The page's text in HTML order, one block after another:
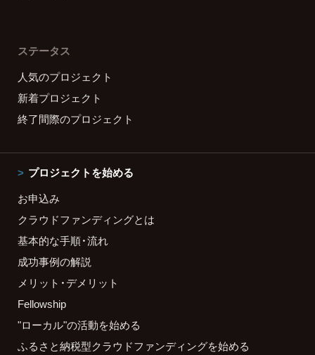
ステータス
人気のプロジェクト
新着プロジェクト
終了間際のプロジェクト
プロジェクトを始める
お申込み
クラウドファンディングとは
基本的な手順・流れ
成功事例の解説
メリット・デメリット
Fellowship
"ローカル"の活動を始める
ふるさと納税型クラウドファンディングを始める